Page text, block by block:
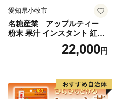
までご連絡ください。
浜頓別町ふるさと納税コー
TEL：０１１－８０７－５
Mail：
愛知県小牧市
名糖産業 アップルティー
粉末 果汁 インスタント 紅茶
ティー ビタミンC 袋 ロング
セラー 粉末飲料 粉末茶 簡単
22,000円